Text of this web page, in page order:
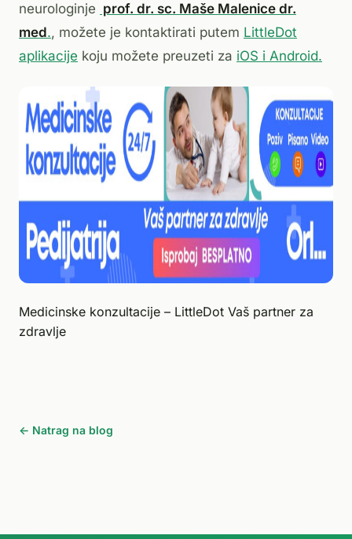
neurologinje prof. dr. sc. Maše Malenice dr.
med., možete je kontaktirati putem LittleDot
aplikacije koju možete preuzeti za iOS i Android.
Medicinske konzultacije – LittleDot Vaš partner za
zdravlje
← Natrag na blog